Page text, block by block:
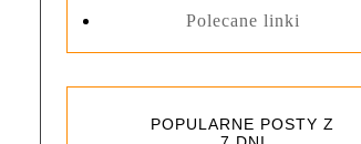
Polecane linki
POPULARNE POSTY Z